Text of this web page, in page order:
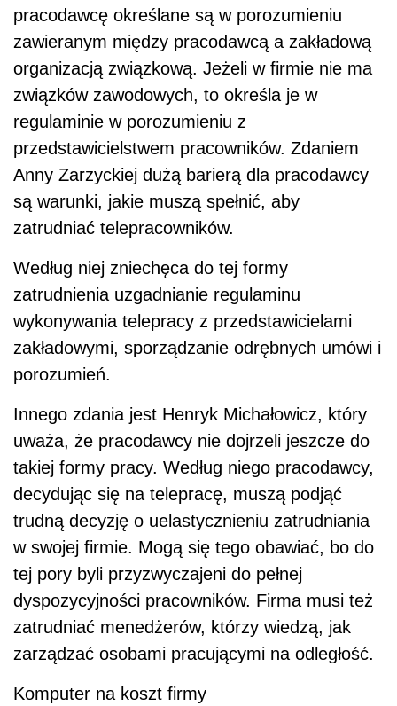
pracodawcę określane są w porozumieniu
zawieranym między pracodawcą a zakładową
organizacją związkową. Jeżeli w firmie nie ma
związków zawodowych, to określa je w
regulaminie w porozumieniu z
przedstawicielstwem pracowników. Zdaniem
Anny Zarzyckiej dużą barierą dla pracodawcy
są warunki, jakie muszą spełnić, aby
zatrudniać telepracowników.
Według niej zniechęca do tej formy
zatrudnienia uzgadnianie regulaminu
wykonywania telepracy z przedstawicielami
zakładowymi, sporządzanie odrębnych umówi i
porozumień.
Innego zdania jest Henryk Michałowicz, który
uważa, że pracodawcy nie dojrzeli jeszcze do
takiej formy pracy. Według niego pracodawcy,
decydując się na telepracę, muszą podjąć
trudną decyzję o uelastycznieniu zatrudniania
w swojej firmie. Mogą się tego obawiać, bo do
tej pory byli przyzwyczajeni do pełnej
dyspozycyjności pracowników. Firma musi też
zatrudniać menedżerów, którzy wiedzą, jak
zarządzać osobami pracującymi na odległość.
Komputer na koszt firmy